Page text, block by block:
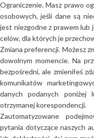
Ograniczenie. Masz prawo
osobowych, jeśli dane są
jest niezgodne z prawem lub
celów, dla których je
Zmiana preferencji. Możesz
dowolnym momencie. Na
bezpośredni, ale zmieniłeś
komunikatów
danych podanych poniżej
otrzymanej korespondencji.
Zautomatyzowane
pytania dotyczące naszych